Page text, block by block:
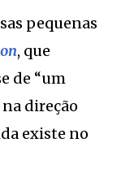
pequenas
, que
de “um
direção
existe no